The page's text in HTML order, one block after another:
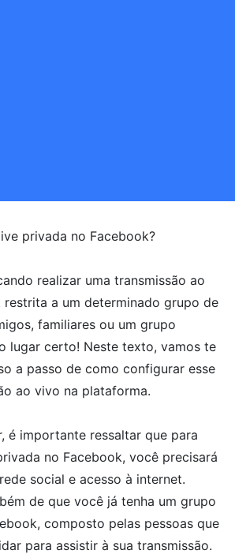
privada no Facebook?
realizar uma transmissão ao
a um determinado grupo de
familiares ou um grupo
lugar certo! Neste texto, vamos te
a passo de como configurar esse
ao vivo na plataforma.
é importante ressaltar que para
no Facebook, você precisará
social e acesso à internet.
de que você já tenha um grupo
composto pelas pessoas que
para assistir à sua transmissão.